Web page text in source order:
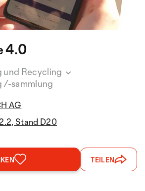
4.0
und Recycling
/-sammlung
AG
Stand D20
TEILEN